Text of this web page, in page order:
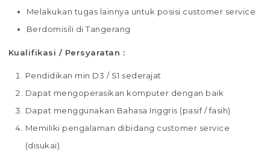
Melakukan tugas lainnya untuk posisi customer service
Berdomisili di Tangerang
Kualifikasi / Persyaratan :
Pendidikan min D3 / S1 sederajat
Dapat mengoperasikan komputer dengan baik
Dapat menggunakan Bahasa Inggris (pasif / fasih)
Memiliki pengalaman dibidang customer service
(disukai)